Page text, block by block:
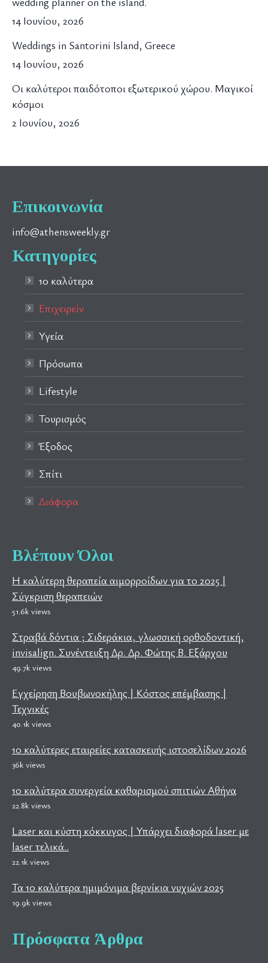
14 Ιουνίου, 2026
Weddings in Santorini Island, Greece
14 Ιουνίου, 2026
Οι καλύτεροι παιδότοποι εξωτερικού χώρου. Μαγικοί
κόσμοι
2 Ιουνίου, 2026
Επικοινωνία
info@athensweekly.gr
Κατηγορίες
10 καλύτερα
Επιχειρείν
Υγεία
Πρόσωπα
Lifestyle
Τουρισμός
Έξοδος
Σπίτι
Διάφορα
Βλέπουν Όλοι
Η καλύτερη θεραπεία αιμορροίδων για το 2025 |
Σύγκριση θεραπειών
51.6k views
Στραβά δόντια ; Σιδεράκια, γλωσσική ορθοδοντική,
invisalign. Συνέντευξη Δρ. Δρ. Φώτης Β. Εξάρχου
49.7k views
Εγχείρηση Βουβωνοκήλης | Κόστος επέμβασης |
Τεχνικές
40.1k views
10 καλύτερες εταιρείες κατασκευής ιστοσελίδων 2026
36k views
10 καλύτερα συνεργεία καθαρισμού σπιτιών Αθήνα
22.8k views
Laser και κύστη κόκκυγος | Υπάρχει διαφορά laser με
laser τελικά..
22.1k views
Τα 10 καλύτερα ημιμόνιμα βερνίκια νυχιών 2025
19.9k views
Πρόσφατα Άρθρα